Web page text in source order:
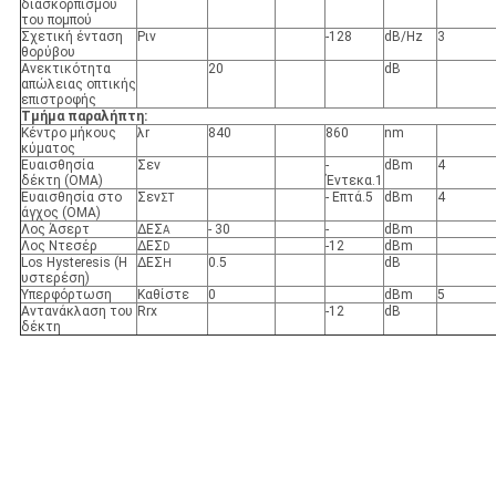
διασκορπισμού
του πομπού
Σχετική ένταση
θορύβου
Ριν -128 dB/Hz 3
Ανεκτικότητα
απώλειας οπτικής
επιστροφής
20 dB
Τμήμα παραλήπτη:
Κέντρο μήκους
κύματος
λr 840 860 nm
Ευαισθησία
δέκτη (OMA)
Σεν
-
Έντεκα.1
dBm 4
Ευαισθησία στο
άγχος (OMA)
ΣενΣΤ - Επτά.5 dBm 4
Λος Άσερτ ΔΕΣΑ - 30 -
dBm
Λος Ντεσέρ
ΔΕΣ D -12
dBm
Los Hysteresis (Η
υστερέση)
ΔΕΣ H 0.5 dB
Υπερφόρτωση Καθίστε 0 dBm
5
Αντανάκλαση του
δέκτη
Rrx -12 dB